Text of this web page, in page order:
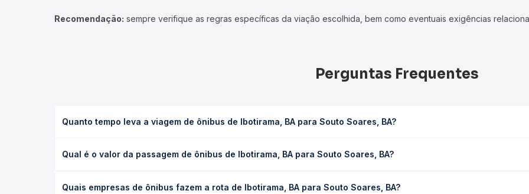
Recomendação: sempre verifique as regras específicas da viação escolhida, bem como eventuais exigências
Perguntas Frequentes
Quanto tempo leva a viagem de ônibus de Ibotirama, BA para Souto Soares, BA?
leito) e as condições de tráfego. Na Quero Passagem você consulta os horários disponíveis e vê a duração exata de
Qual é o valor da passagem de ônibus de Ibotirama, BA para Souto Soares, BA?
antecedência da compra. Na Quero Passagem você compara os preços de todas as viações em tempo real e garante
Quais empresas de ônibus fazem a rota de Ibotirama, BA para Souto Soares, BA?